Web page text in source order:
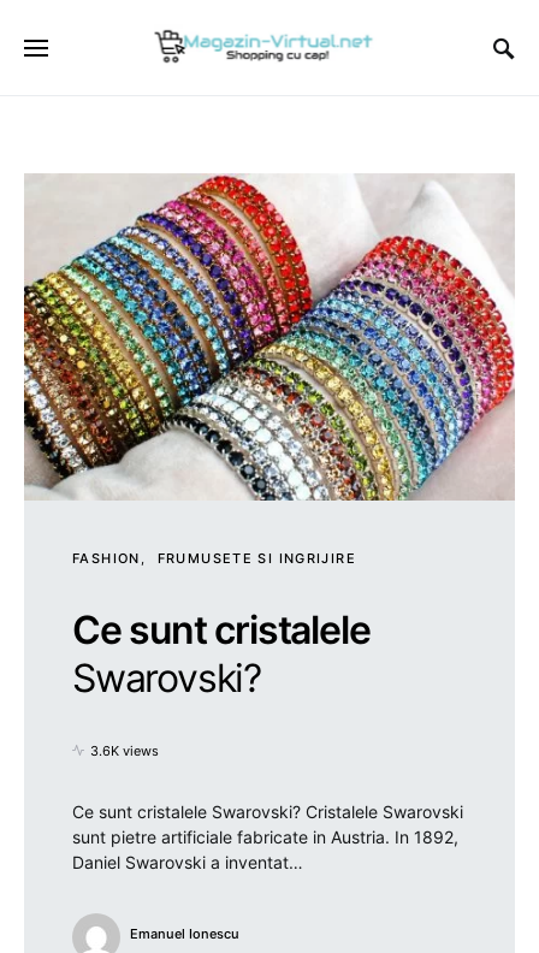
FASHION FRUMUSETE SI INGRIJIRE
Ce sunt cristalele
Swarovski?
3.6K views
Ce sunt cristalele Swarovski? Cristalele Swarovski
sunt pietre artificiale fabricate in Austria. In 1892,
Daniel Swarovski a inventat…
Emanuel Ionescu